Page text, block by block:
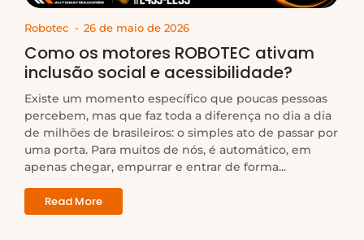
Robotec - 26 de maio de 2026
Como os motores ROBOTEC ativam
inclusão social e acessibilidade?
Existe um momento específico que poucas pessoas
percebem, mas que faz toda a diferença no dia a dia
de milhões de brasileiros: o simples ato de passar por
uma porta. Para muitos de nós, é automático, em
apenas chegar, empurrar e entrar de forma...
Read More